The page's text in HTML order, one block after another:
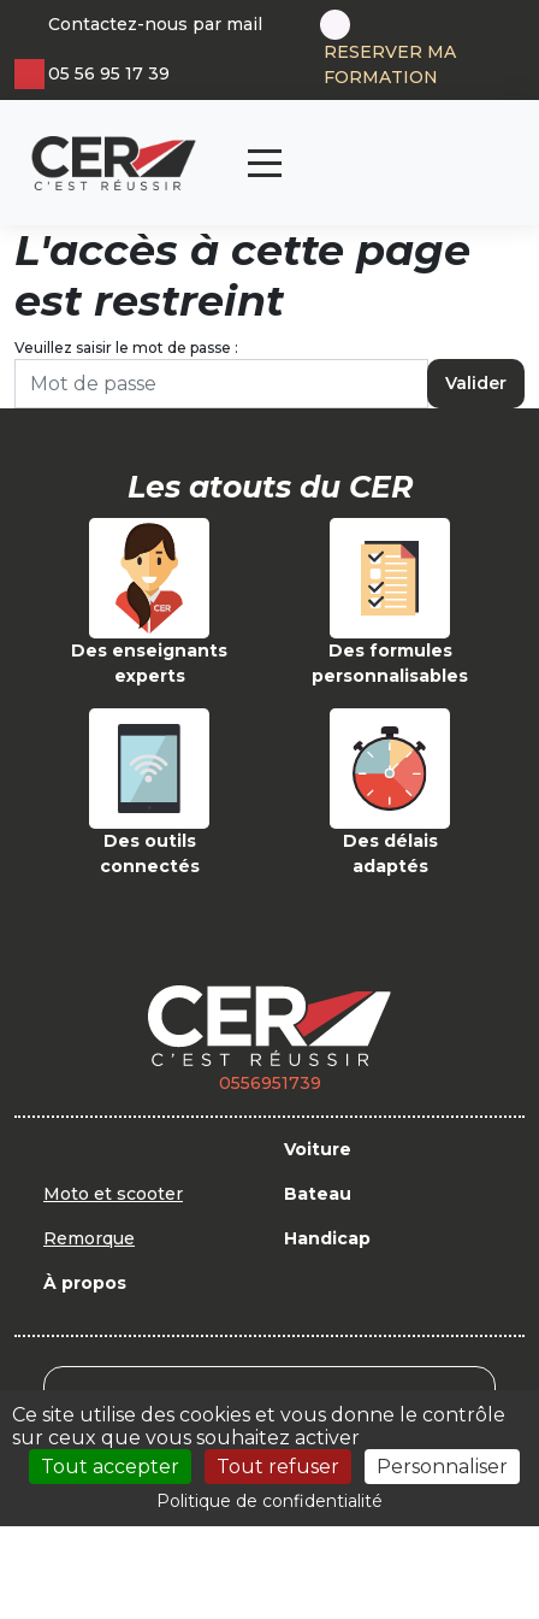
Panneau de gestion des cookies
Ce site utilise des cookies et vous donne le contrôle
sur ceux que vous souhaitez activer
Tout accepter
Tout refuser Personnaliser
Politique de confidentialité
Contactez-nous par mail
05 56 95 17 39
RESERVER MA
FORMATION
L'accès à cette page
est restreint
Veuillez saisir le mot de passe :
Valider
Les atouts du CER
Des enseignants
experts
Des formules
personnalisables
Des outils
connectés
Des délais
adaptés
0556951739
Voiture
Moto et scooter Bateau
Remorque Handicap
À propos
Votre espace